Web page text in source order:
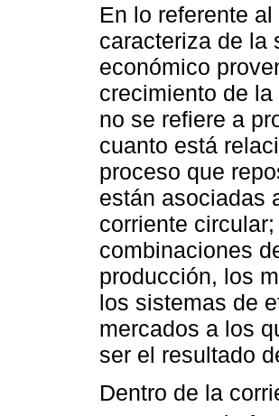
En lo referente
caracteriza de la
económico
crecimiento de
no se refiere a
cuanto está
proceso que
están asociadas
corriente
combinaciones
producción, los
los sistemas de
mercados a los
ser el resultado
Dentro de la